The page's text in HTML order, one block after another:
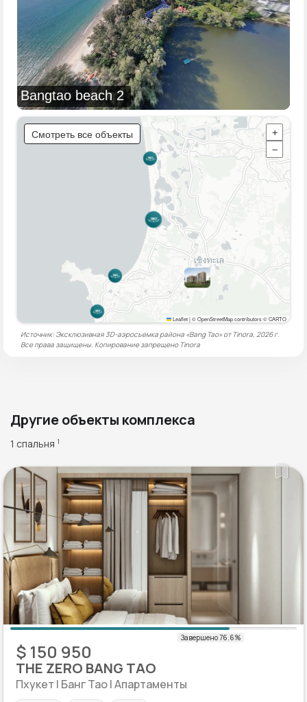
Bangtao beach 2
Смотреть все объекты
+
−
Leaflet|© OpenStreetMap contributors © CARTO
Источник: Эксклюзивная 3D-аэросъемка района «Bang Tao» от Tinora, 2026 г.
Все права защищены. Копирование запрещено Tinora
Другие объекты комплекса
1 спальня 1
$ 150 950
THE ZERO BANG TAO
Пхукет | Банг Тао | Апартаменты